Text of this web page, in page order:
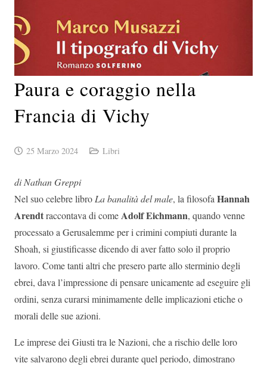
Paura e coraggio nella
Francia di Vichy
25 Marzo 2024 Libri
di Nathan Greppi
Nel suo celebre libroLa banalità del male, la filosofaHannah
Arendtraccontava di comeAdolf Eichmann, quando venne
processato a Gerusalemme per i crimini compiuti durante la
Shoah, si giustificasse dicendo di aver fatto solo il proprio
lavoro. Come tanti altri che presero parte allo sterminio degli
ebrei, dava l’impressione di pensare unicamente ad eseguire gli
ordini, senza curarsi minimamente delle implicazioni etiche o
morali delle sue azioni.
Le imprese dei Giusti tra le Nazioni, che a rischio delle loro
vite salvarono degli ebrei durante quel periodo, dimostrano